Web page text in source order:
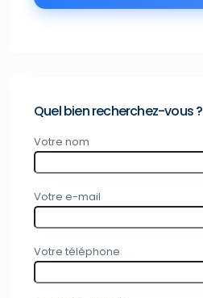
Quel bien recherchez-vous ?
Votre nom
Votre e-mail
Votre téléphone